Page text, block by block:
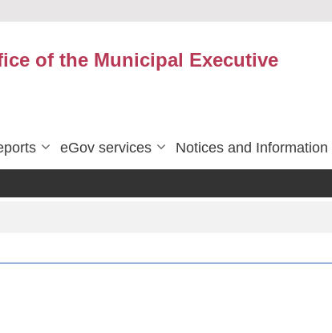
of the Municipal Executive
eGov services Notices and Information